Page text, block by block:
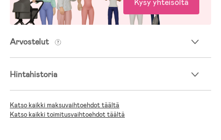
Kysy yhteisöltä
Arvostelut
Hintahistoria
Katso kaikki maksuvaihtoehdot täältä
Katso kaikki toimitusvaihtoehdot täältä